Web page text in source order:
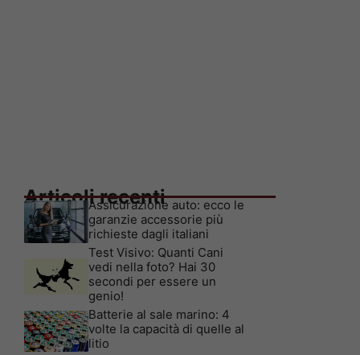
Articoli recenti
Assicurazione auto: ecco le
garanzie accessorie più
richieste dagli italiani
Test Visivo: Quanti Cani
vedi nella foto? Hai 30
secondi per essere un
genio!
Batterie al sale marino: 4
volte la capacità di quelle al
litio